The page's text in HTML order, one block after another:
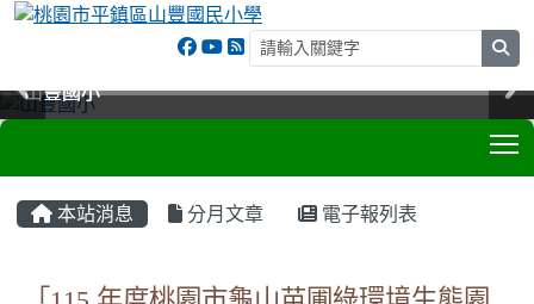
山豐國小
山豐國小
山豐國小
山豐國小
本站消息 分月文章 電子報列表